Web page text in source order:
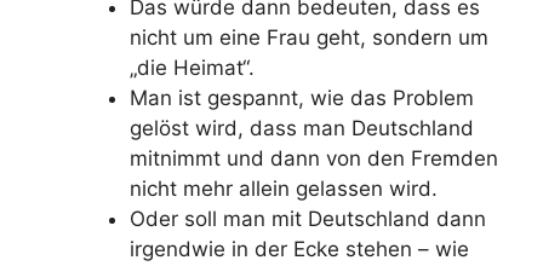
Das würde dann bedeuten, dass es
nicht um eine Frau geht, sondern um
„die Heimat“.
Man ist gespannt, wie das Problem
gelöst wird, dass man Deutschland
mitnimmt und dann von den Fremden
nicht mehr allein gelassen wird.
Oder soll man mit Deutschland dann
irgendwie in der Ecke stehen – wie